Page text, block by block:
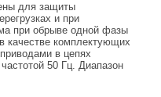
для защиты
и при
при обрыве одной фазы
качестве комплектующих
в цепях
50 Гц. Диапазон